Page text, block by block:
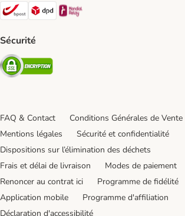
Bpost Shipping Method
DPD Shipping Method
Sécurité
Security
FAQ & Contact
Conditions Générales de Vente
Mentions légales
Sécurité et confidentialité
Dispositions sur l’élimination des déchets
Frais et délai de livraison
Modes de paiement
Renoncer au contrat ici
Programme de fidélité
Application mobile
Programme d'affiliation
Déclaration d'accessibilité